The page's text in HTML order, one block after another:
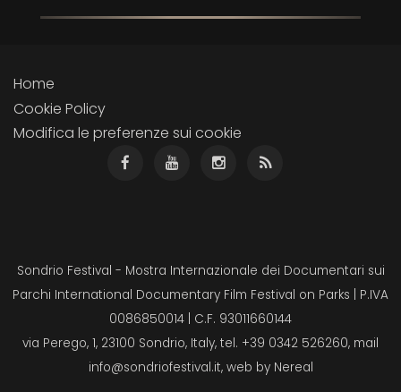
Home
Cookie Policy
Modifica le preferenze sui cookie
Sondrio Festival - Mostra Internazionale dei Documentari sui
Parchi International Documentary Film Festival on Parks | P.IVA
0086850014 | C.F. 93011660144
via Perego, 1, 23100 Sondrio, Italy, tel. +39 0342 526260, mail
info@sondriofestival.it, web by Nereal